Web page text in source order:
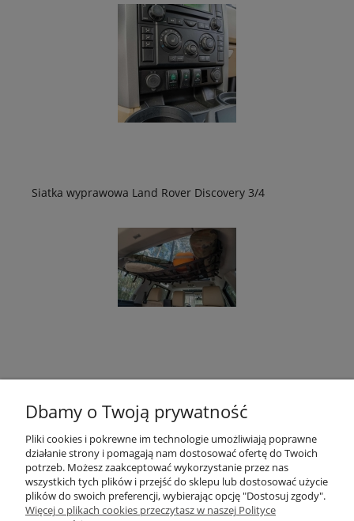
Siatka wyprawowa Land Rover Discovery 3/4
Dbamy o Twoją prywatność
Pliki cookies i pokrewne im technologie umożliwiają poprawne
działanie strony i pomagają nam dostosować ofertę do Twoich
potrzeb. Możesz zaakceptować wykorzystanie przez nas
wszystkich tych plików i przejść do sklepu lub dostosować użycie
plików do swoich preferencji, wybierając opcję "Dostosuj zgody".
Więcej o plikach cookies przeczytasz w naszej Polityce